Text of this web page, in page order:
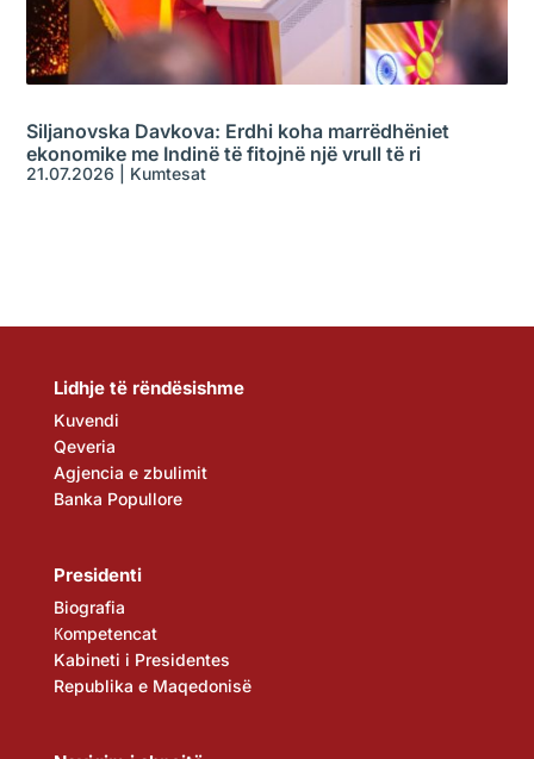
Siljanovska Davkova: Erdhi koha marrëdhëniet
ekonomike me Indinë të fitojnë një vrull të ri
21.07.2026 Kumtesat
Lidhje të rëndësishme
Kuvendi
Qeveria
Agjencia e zbulimit
Banka Popullore
Presidenti
Biografia
Кompetencat
Kabineti i Presidentes
Republika e Maqedonisë